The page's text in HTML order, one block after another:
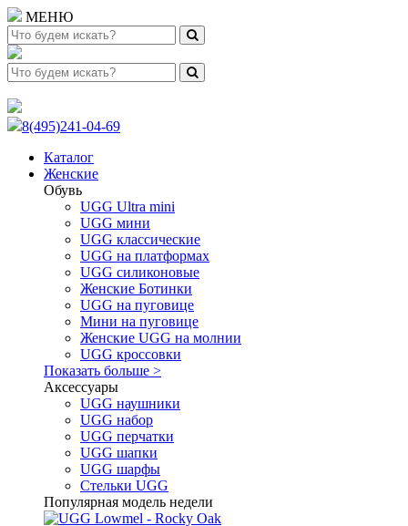
МЕНЮ
8(495)241-04-69
Каталог
Женские
Обувь
UGG Ultra mini
UGG мини
UGG классические
UGG на платформах
UGG силиконовые
Женские Ботинки
UGG на пуговице
Мини на пуговице
Женские UGG на молнии
UGG кроссовки
Показать больше >
Аксессуары
UGG наушники
UGG набор
UGG перчатки
UGG шапки
UGG шарфы
Стельки UGG
Популярная модель недели